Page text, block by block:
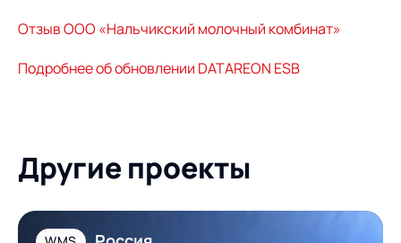
Отзыв ООО «Нальчикский молочный комбинат»
Подробнее об обновлении DATAREON ESB
Другие проекты